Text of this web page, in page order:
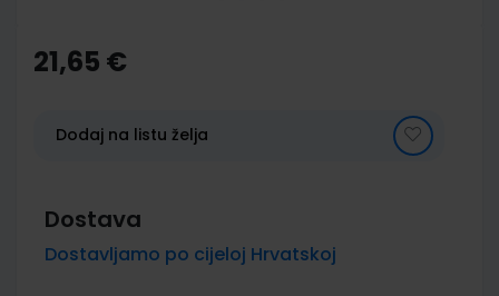
the
beginning
gallery
21,65 €
Dodaj na listu želja
Dostava
Dostavljamo po cijeloj Hrvatskoj